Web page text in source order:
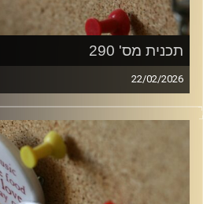
תכנית מס' 290
22/02/2026
קלאסיקות רוק עם אורן הוף.
włodi